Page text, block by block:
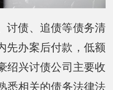
讨债、追债等债务清
先办案后付款，低额
绍兴讨债公司主要收
悉相关的债务法律法